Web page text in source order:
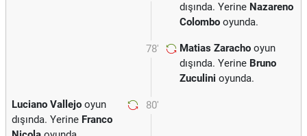
dışında. Yerine Nazareno
Colombo oyunda.
78' Matias Zaracho oyun
dışında. Yerine Bruno
Zuculini oyunda.
80'
Luciano Vallejo oyun
dışında. Yerine Franco